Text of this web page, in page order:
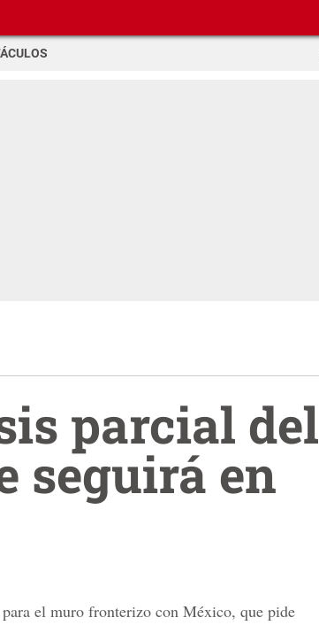
parcial del
seguirá en
el muro fronterizo con México, que pide